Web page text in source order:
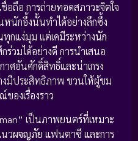
อถือ การถ่ายทอดสภาวะจิตใจ
หนักอึ้งนั้นทำได้อย่างลึกซึ้ง
กแง่มุม แต่เคมีระหว่างนัก
ร่วมได้อย่างดี การนำเสนอ
าศอันศักดิ์สิทธิ์และน่าเกรง
งมีประสิทธิภาพ ชวนให้ผู้ชม
องเรื่องราว
เป็นภาพยนตร์ที่เหมาะ
วผจญภัย แฟนตาซี และการ